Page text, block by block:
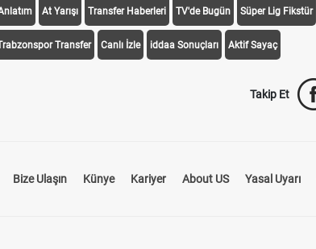
At Yarışı Transfer Haberleri TV'de Bugün Süper Lig Fikstür
Transfer Canlı İzle iddaa Sonuçları Aktif Sayaç
Takip Et
Bize Ulaşın Künye Kariyer About US Yasal Uyarı